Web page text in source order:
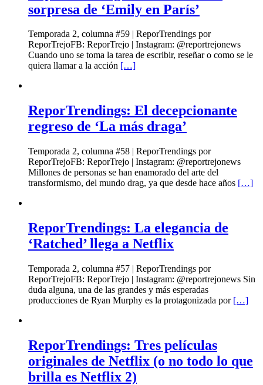
sorpresa de ‘Emily en París’
Temporada 2, columna #59 | ReporTrendings por
ReporTrejoFB: ReporTrejo | Instagram: @reportrejonews
Cuando uno se toma la tarea de escribir, reseñar o como se le
quiera llamar a la acción […]
ReporTrendings: El decepcionante
regreso de ‘La más draga’
Temporada 2, columna #58 | ReporTrendings por
ReporTrejoFB: ReporTrejo | Instagram: @reportrejonews
Millones de personas se han enamorado del arte del
transformismo, del mundo drag, ya que desde hace años […]
ReporTrendings: La elegancia de
‘Ratched’ llega a Netflix
Temporada 2, columna #57 | ReporTrendings por
ReporTrejoFB: ReporTrejo | Instagram: @reportrejonews Sin
duda alguna, una de las grandes y más esperadas
producciones de Ryan Murphy es la protagonizada por […]
ReporTrendings: Tres películas
originales de Netflix (o no todo lo que
brilla es Netflix 2)